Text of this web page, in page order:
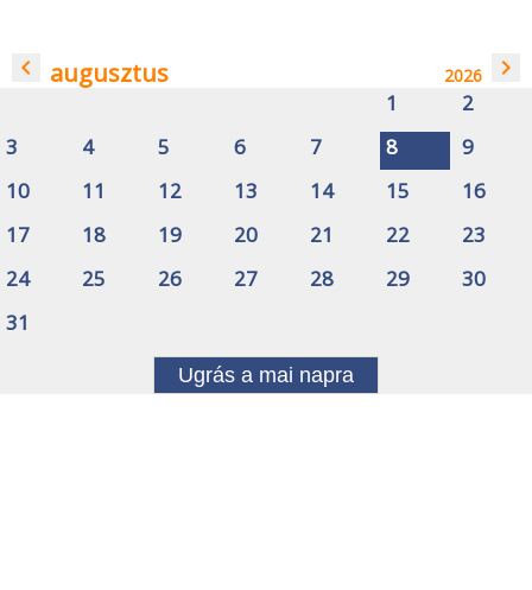
navigate_before augusztus 2026 navigate_next
1
2
3
4 5 6 7 8
9
10
11 12 13 14 15
16
17
18 19 20 21 22
23
24
25 26 27 28 29
30
31
Ugrás a mai napra